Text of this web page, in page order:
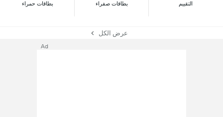
التقييم بطاقات صفراء بطاقات حمراء
عرض الكل
Ad